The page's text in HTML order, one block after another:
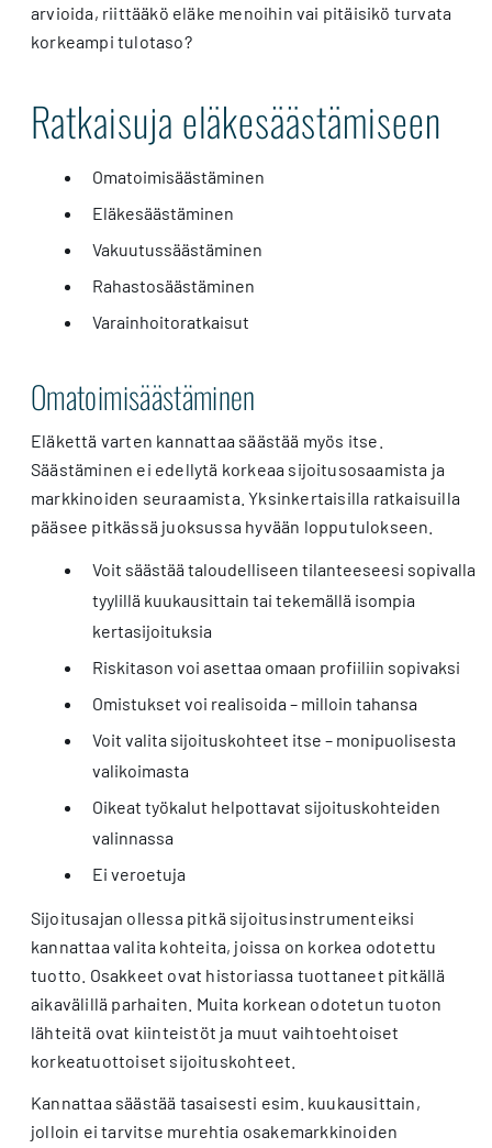
arvioida, riittääkö eläke menoihin vai pitäisikö turvata
korkeampi tulotaso?
Ratkaisuja eläkesäästämiseen
Omatoimisäästäminen
Eläkesäästäminen
Vakuutussäästäminen
Rahastosäästäminen
Varainhoitoratkaisut
Omatoimisäästäminen
Eläkettä varten kannattaa säästää myös itse.
Säästäminen ei edellytä korkeaa sijoitusosaamista ja
markkinoiden seuraamista. Yksinkertaisilla ratkaisuilla
pääsee pitkässä juoksussa hyvään lopputulokseen.
Voit säästää taloudelliseen tilanteeseesi sopivalla
tyylillä kuukausittain tai tekemällä isompia
kertasijoituksia
Riskitason voi asettaa omaan profiiliin sopivaksi
Omistukset voi realisoida – milloin tahansa
Voit valita sijoituskohteet itse – monipuolisesta
valikoimasta
Oikeat työkalut helpottavat sijoituskohteiden
valinnassa
Ei veroetuja
Sijoitusajan ollessa pitkä sijoitusinstrumenteiksi
kannattaa valita kohteita, joissa on korkea odotettu
tuotto. Osakkeet ovat historiassa tuottaneet pitkällä
aikavälillä parhaiten. Muita korkean odotetun tuoton
lähteitä ovat kiinteistöt ja muut vaihtoehtoiset
korkeatuottoiset sijoituskohteet.
Kannattaa säästää tasaisesti esim. kuukausittain,
jolloin ei tarvitse murehtia osakemarkkinoiden